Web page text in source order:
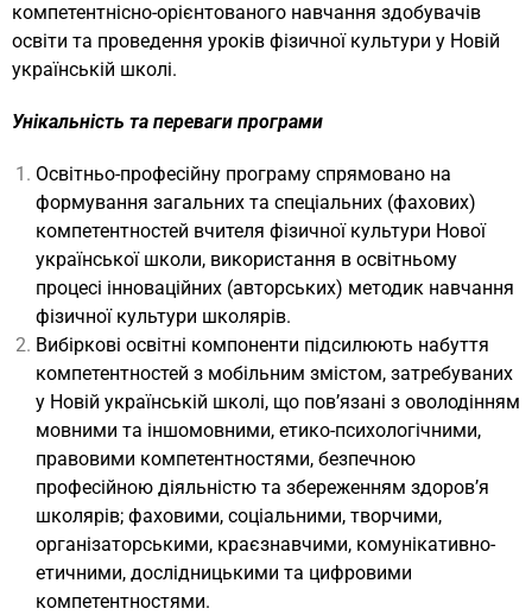
компетентнісно-орієнтованого навчання здобувачів
освіти та проведення уроків фізичної культури у Новій
українській школі.
Унікальність та переваги програми
Освітньо-професійну програму спрямовано на
формування загальних та спеціальних (фахових)
компетентностей вчителя фізичної культури Нової
української школи, використання в освітньому
процесі інноваційних (авторських) методик навчання
фізичної культури школярів.
Вибіркові освітні компоненти підсилюють набуття
компетентностей з мобільним змістом, затребуваних
у Новій українській школі, що пов’язані з оволодінням
мовними та іншомовними, етико-психологічними,
правовими компетентностями, безпечною
професійною діяльністю та збереженням здоров’я
школярів; фаховими, соціальними, творчими,
організаторськими, краєзнавчими, комунікативно-
етичними, дослідницькими та цифровими
компетентностями.